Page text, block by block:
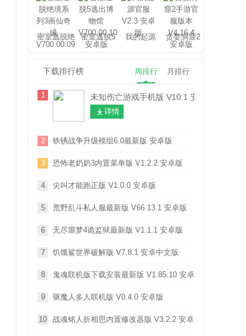
密室逃脱绝
境系列3画
密室逃脱5
逃出博物馆
我的起源 贪婪洞窟2
下载排行榜 周排行 月排行
1 未知伤亡游戏手机版 V10.1 安卓版
详情
2 铁锈战争升级模组6.0最新版 安卓版
3 恐怖老奶奶3内置菜单版 V1.2.2 安卓版
4 尖叫才能跑正版 V1.0.0 安卓版
5 荒野乱斗私人服最新版 V66.13.1 安卓版
6 无尽噩梦4诡监狱最新版 V1.1.1 安卓版
7 饥饿鲨世界破解版 V7.8.1 安卓中文版
8 鬼魂联机版下载安装最新版 V1.85.10 安卓版
9 驱魔人多人联机版 V0.4.0 安卓版
10 战魂铭人折相思内置修改器版 V3.2.2 安卓版